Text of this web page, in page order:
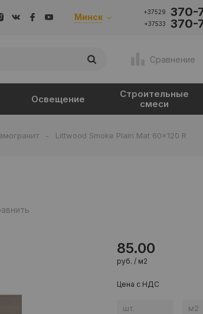
Минск +37529 370-
+37533 370-
Сравнение
Освещение
Строительные
смеси
- Littwood Smoke Plain Mat 60x120 R
85.00
руб. / м2
Цена с НДС
шт. м2